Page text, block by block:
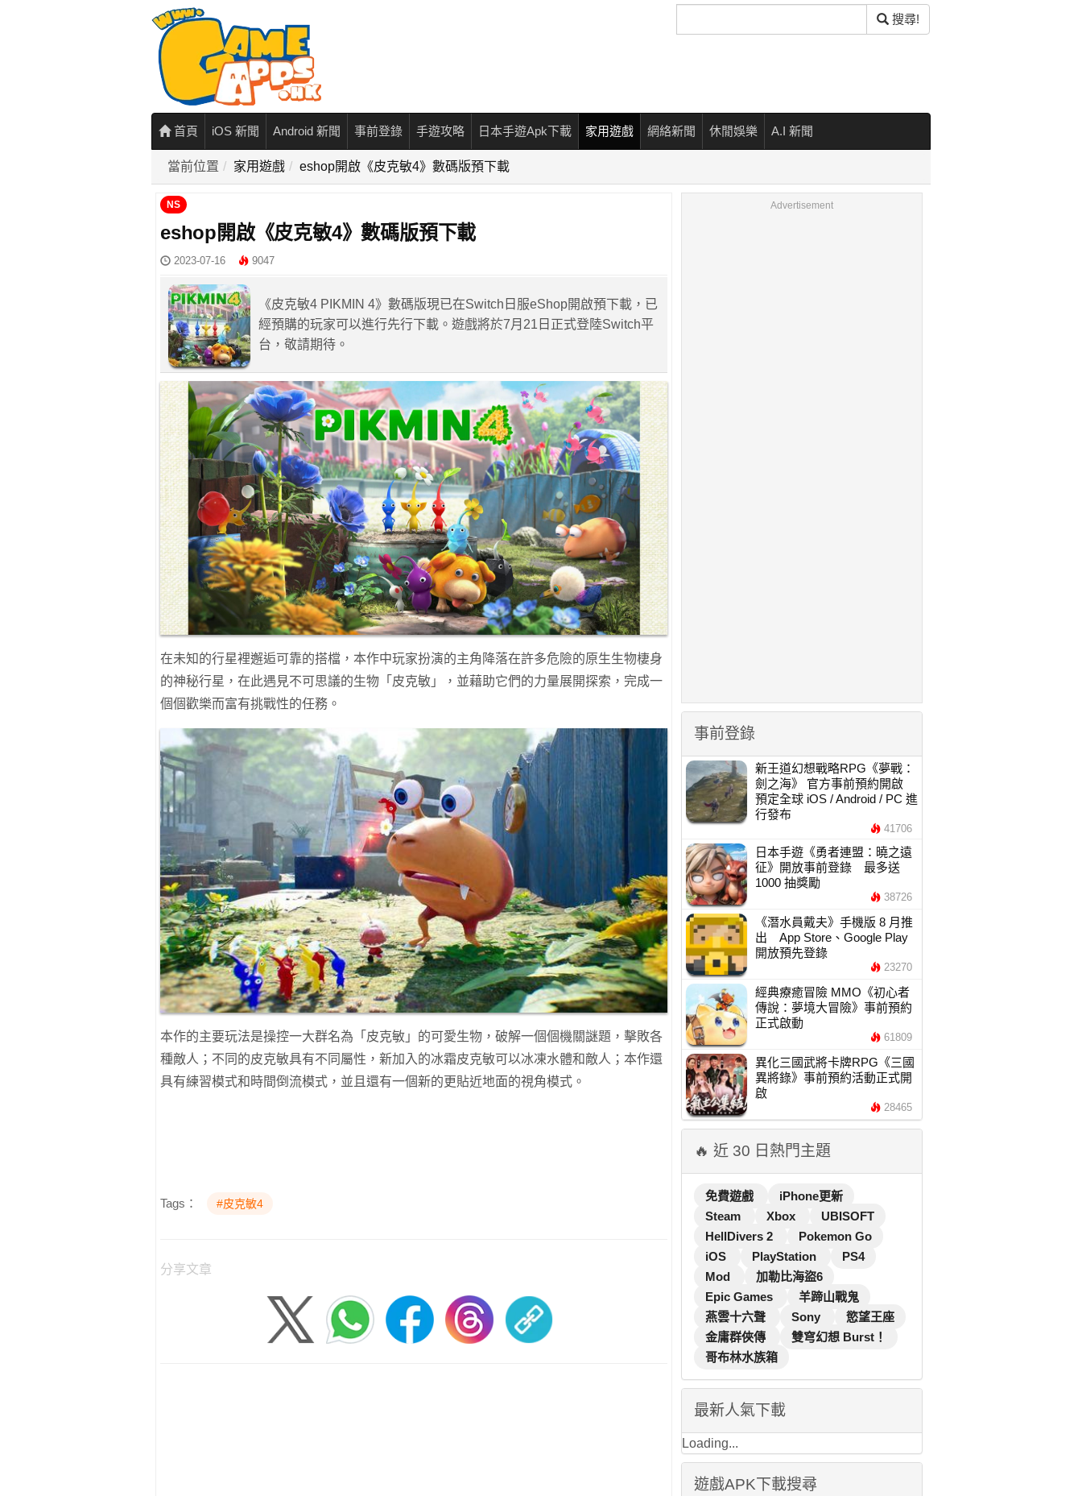
尋
搜尋!
首頁 iOS 新聞 Android 新聞 事前登錄 手遊攻略 日本手遊Apk下載 家用遊戲 網絡新聞 休閒娛樂 A.I 新聞
當前位置 家用遊戲 eshop開啟《皮克敏4》數碼版預下載
NS
eshop開啟《皮克敏4》數碼版預下載
2023-07-16 9047
《皮克敏4 PIKMIN 4》數碼版現已在Switch日服eShop開啟預下載，已
經預購的玩家可以進行先行下載。遊戲將於7月21日正式登陸Switch平
台，敬請期待。
在未知的行星裡邂逅可靠的搭檔，本作中玩家扮演的主角降落在許多危險的原生生物棲身
的神秘行星，在此遇見不可思議的生物「皮克敏」，並藉助它們的力量展開探索，完成一
個個歡樂而富有挑戰性的任務。
本作的主要玩法是操控一大群名為「皮克敏」的可愛生物，破解一個個機關謎題，擊敗各
種敵人；不同的皮克敏具有不同屬性，新加入的冰霜皮克敏可以冰凍水體和敵人；本作還
具有練習模式和時間倒流模式，並且還有一個新的更貼近地面的視角模式。
Tags： #皮克敏4
分享文章
Advertisement
事前登錄
新王道幻想戰略RPG《夢戰：
劍之海》 官方事前預約開啟
預定全球 iOS / Android / PC 進
行發布
41706
日本手遊《勇者連盟：曉之遠
征》開放事前登錄 最多送
1000 抽獎勵
38726
《潛水員戴夫》手機版 8 月推
出 App Store、Google Play
開放預先登錄
23270
經典療癒冒險 MMO《初心者
傳說：夢境大冒險》事前預約
正式啟動
61809
異化三國武將卡牌RPG《三國
異將錄》事前預約活動正式開
啟
28465
🔥 近 30 日熱門主題
免費遊戲
iPhone更新
Steam
Xbox
UBISOFT
HellDivers 2
Pokemon Go
iOS
PlayStation
PS4
Mod
加勒比海盜6
Epic Games
羊蹄山戰鬼
燕雲十六聲
Sony
慾望王座
金庸群俠傳
雙穹幻想 Burst！
哥布林水族箱
最新人氣下載
Loading...
遊戲APK下載搜尋